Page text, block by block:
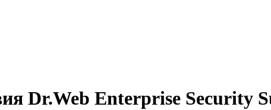
Dr.Web Enterprise Security